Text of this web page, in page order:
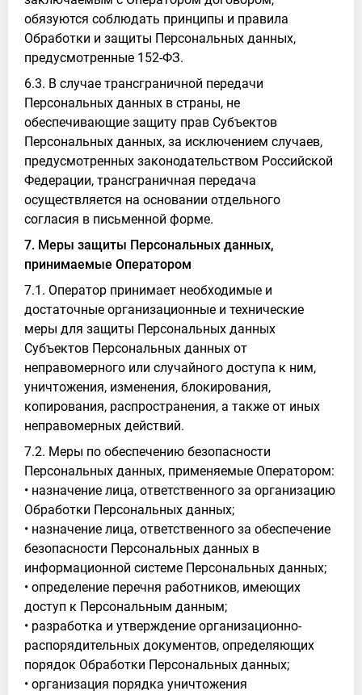
обязуются соблюдать принципы и правила
Обработки и защиты Персональных данных,
предусмотренные 152-ФЗ.
6.3. В случае трансграничной передачи
Персональных данных в страны, не
обеспечивающие защиту прав Субъектов
Персональных данных, за исключением случаев,
предусмотренных законодательством Российской
Федерации, трансграничная передача
осуществляется на основании отдельного
согласия в письменной форме.
7. Меры защиты Персональных данных,
принимаемые Оператором
7.1. Оператор принимает необходимые и
достаточные организационные и технические
меры для защиты Персональных данных
Субъектов Персональных данных от
неправомерного или случайного доступа к ним,
уничтожения, изменения, блокирования,
копирования, распространения, а также от иных
неправомерных действий.
7.2. Меры по обеспечению безопасности
Персональных данных, применяемые Оператором:
• назначение лица, ответственного за организацию
Обработки Персональных данных;
• назначение лица, ответственного за обеспечение
безопасности Персональных данных в
информационной системе Персональных данных;
• определение перечня работников, имеющих
доступ к Персональным данным;
• разработка и утверждение организационно-
распорядительных документов, определяющих
порядок Обработки Персональных данных;
• организация порядка уничтожения